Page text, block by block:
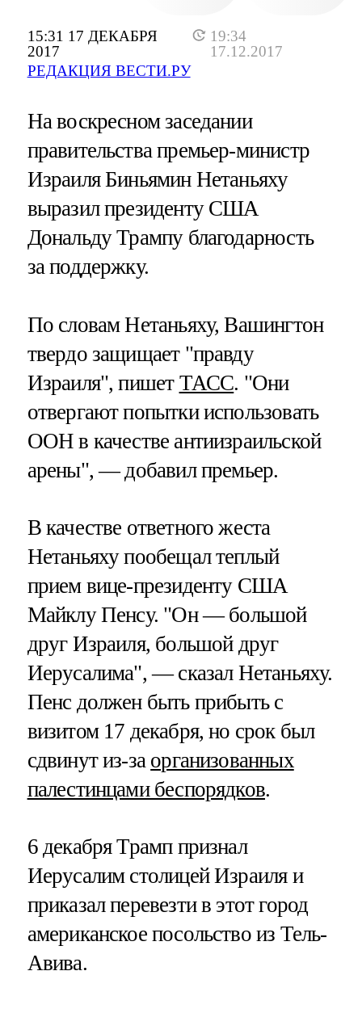
15:31 17 ДЕКАБРЯ
2017
19:34
17.12.2017
РЕДАКЦИЯ ВЕСТИ.РУ
На воскресном заседании
правительства премьер-министр
Израиля Биньямин Нетаньяху
выразил президенту США
Дональду Трампу благодарность
за поддержку.
По словам Нетаньяху, Вашингтон
твердо защищает "правду
Израиля", пишет ТАСС. "Они
отвергают попытки использовать
ООН в качестве антиизраильской
арены", — добавил премьер.
В качестве ответного жеста
Нетаньяху пообещал теплый
прием вице-президенту США
Майклу Пенсу. "Он — большой
друг Израиля, большой друг
Иерусалима", — сказал Нетаньяху.
Пенс должен быть прибыть с
визитом 17 декабря, но срок был
сдвинут из-за организованных
палестинцами беспорядков.
6 декабря Трамп признал
Иерусалим столицей Израиля и
приказал перевезти в этот город
американское посольство из Тель-
Авива.